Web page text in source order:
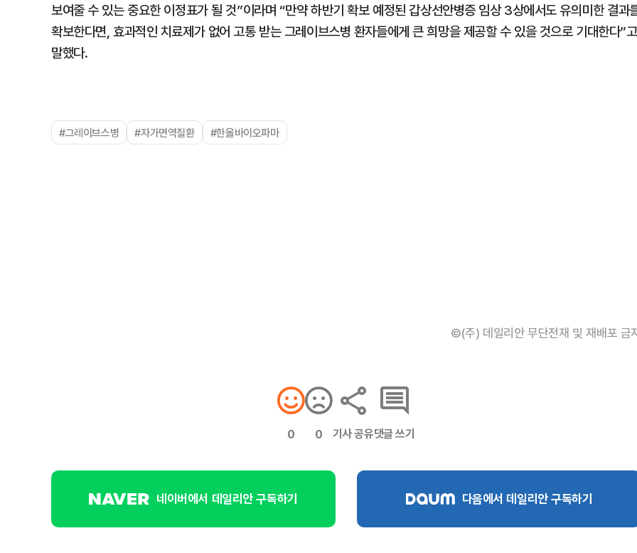
보여줄 수 있는 중요한 이정표가 될 것”이라며 “만약 하반기 확보 예정된 갑상선안병증 임상 3상에서도 유의미한 결과
확보한다면, 효과적인 치료제가 없어 고통 받는 그레이브스병 환자들에게 큰 희망을 제공할 수 있을 것으로 기대한다”고
말했다.
#그레이브스병 #자가면역질환 #한올바이오파마
©(주) 데일리안 무단전재 및 재배포 금
0 0 기사 공유댓글 쓰기
네이버에서 데일리안 구독하기 다음에서 데일리안 구독하기